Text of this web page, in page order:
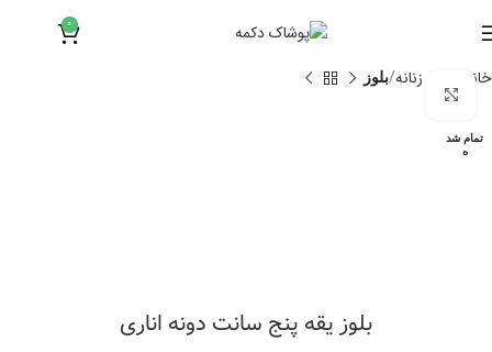
0
خانه لباس زنانه بلوز
تمام شد
ه
بلوز یقه پنج سانت دونه اناری